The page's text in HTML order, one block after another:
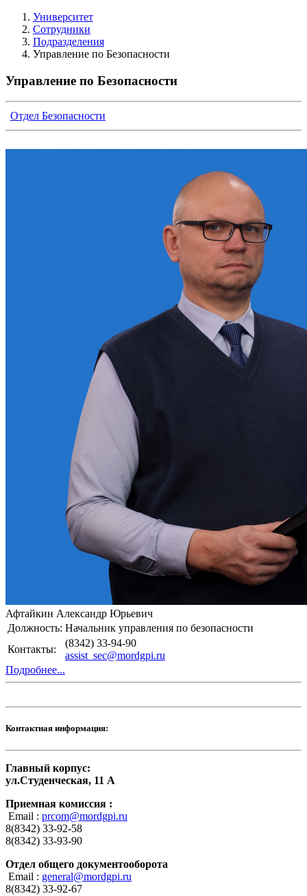
Университет
Сотрудники
Подразделения
Управление по Безопасности
Управление по Безопасности
Отдел Безопасности
Афтайкин Александр Юрьевич
Должность: Начальник управления по безопасности
Контакты:
(8342) 33-94-90
assist_sec@mordgpi.ru
Подробнее...
Контактная информация:
Главный корпус:
ул.Студенческая, 11 А
Приемная комиссия :
Email : prcom@mordgpi.ru
8(8342) 33-92-58
8(8342) 33-93-90
Отдел общего документооборота
Email : general@mordgpi.ru
8(8342) 33-92-67